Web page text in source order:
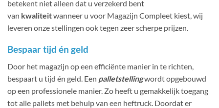
betekent niet alleen dat u verzekerd bent
van kwaliteitwanneer u voor Magazijn Compleet kiest, wij
leveren onze stellingen ook tegen zeer scherpe prijzen.
Bespaar tijd én geld
Door het magazijn op een efficiënte manier in te richten,
bespaart u tijd én geld. Een palletstellingwordt opgebouwd
op een professionele manier. Zo heeft u gemakkelijk toegang
tot alle pallets met behulp van een heftruck. Doordat er